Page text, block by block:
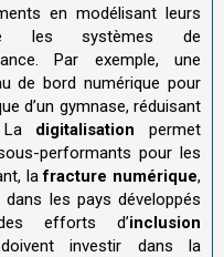
en modélisant leurs
les systèmes de
Par exemple, une
de bord numérique pour
d’un gymnase, réduisant
La digitalisation permet
performants pour les
lafracture numérique,
les pays développés
des efforts d’inclusion
investir dans la